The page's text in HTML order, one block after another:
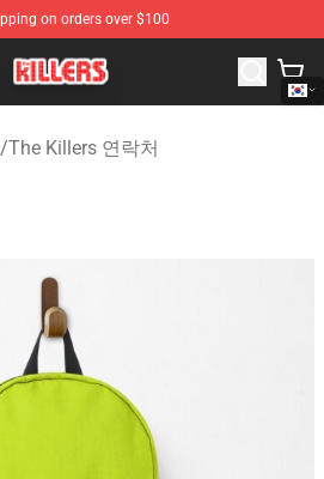
on orders over $100
The Killers Merchandise Store
/The Killers 연락처